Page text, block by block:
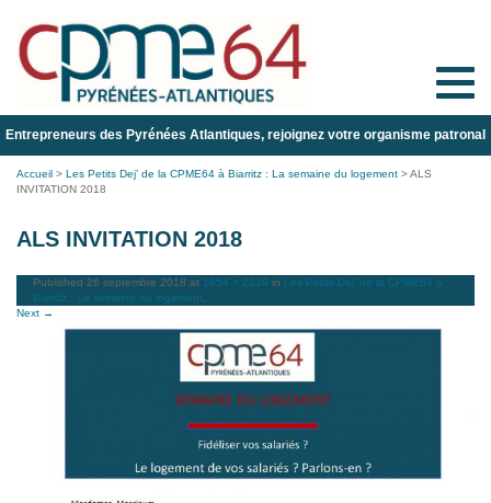
Toggle
Entrepreneurs des Pyrénées Atlantiques, rejoignez votre organisme patronal
Accueil > Les Petits Dej’ de la CPME64 à Biarritz : La semaine du logement >ALS
INVITATION 2018
ALS INVITATION 2018
Published 26 septembre 2018 at 1654 × 2339 in Les Petits Dej’ de la CPME64 à
Biarritz : La semaine du logement
Next →